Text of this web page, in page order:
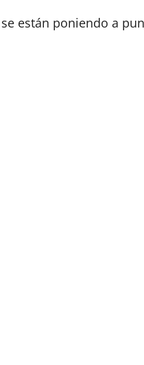
están poniendo a